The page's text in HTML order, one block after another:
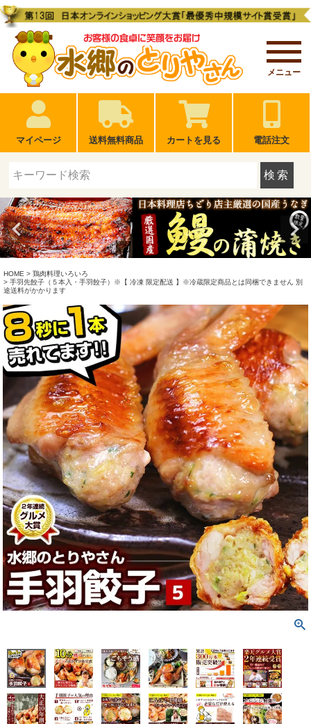
メニュー
マイページ 送料無料商品 カートを見る 電話注文
検索
HOME
鶏肉料理いろいろ
手羽先餃子（５本入・手羽餃子）※【 冷凍 限定配送 】※冷蔵限定商品とは同梱できません 別
途送料がかかります